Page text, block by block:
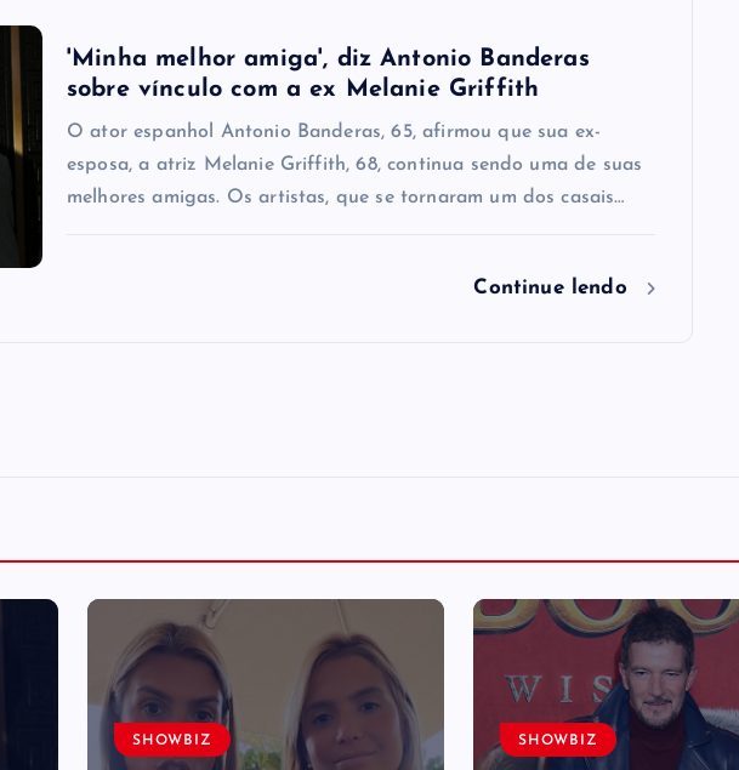
'Minha melhor amiga', diz Antonio Banderas
sobre vínculo com a ex Melanie Griffith
O ator espanhol Antonio Banderas, 65, afirmou que sua ex-
esposa, a atriz Melanie Griffith, 68, continua sendo uma de suas
melhores amigas. Os artistas, que se tornaram um dos casais…
Continue lendo
SHOWBIZ SHOWBIZ